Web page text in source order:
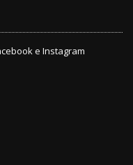
e Instagram